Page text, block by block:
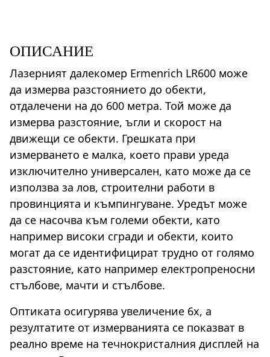
ОПИСАНИЕ
Лазерният далекомер Ermenrich LR600 може
да измерва разстоянието до обекти,
отдалечени на до 600 метра. Той може да
измерва разстояние, ъгли и скорост на
движещи се обекти. Грешката при
измерването е малка, което прави уреда
изключително универсален, като може да се
използва за лов, строителни работи в
провинцията и къмпингуване. Уредът може
да се насочва към големи обекти, като
например високи сгради и обекти, които
могат да се идентифицират трудно от голямо
разстояние, като например електропреносни
стълбове, мачти и стълбове.
Оптиката осигурява увеличение 6x, а
резултатите от измерванията се показват в
реално време на течнокристалния дисплей на